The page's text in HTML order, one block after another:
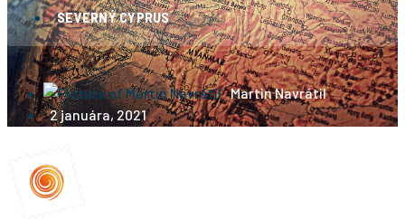
SEVERNÝ CYPRUS
Martin Navrátil
2 januára, 2021